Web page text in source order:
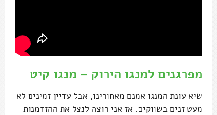
מפרגנים למנגו הירוק – מנגו קיט
שיא עונת המנגו אמנם מאחורינו, אבל עדיין זמינים לא
מעט זנים בשווקים. אז אני רוצה לנצל את ההזדמנות